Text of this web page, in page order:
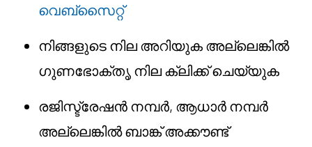
വെബ്സൈറ്റ്
നിങ്ങളുടെ നില അറിയുക അല്ലെങ്കിൽ
ഗുണഭോക്തൃ നില ക്ലിക്ക് ചെയ്യുക
രജിസ്ട്രേഷൻ നമ്പർ, ആധാർ നമ്പർ
അല്ലെങ്കിൽ ബാങ്ക് അക്കൗണ്ട്